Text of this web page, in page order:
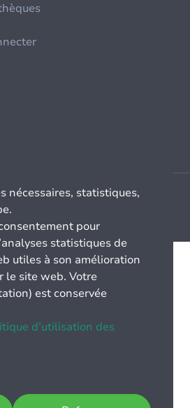
nécessaires, statistiques,
pour
statistiques de
utiles à son amélioration
le site web. Votre
est conservée
d’utilisation des